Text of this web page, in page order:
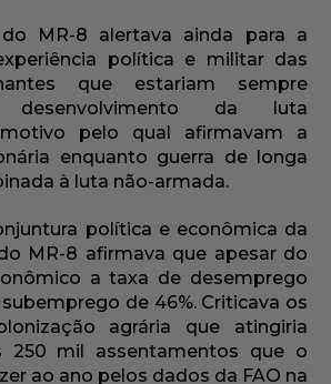
MR-8 alertava ainda para a
política e militar das
que estariam sempre
da luta
motivo pelo qual afirmavam a
enquanto guerra de longa
à luta não-armada.
política e econômica da
MR-8 afirmava que apesar do
a taxa de desemprego
subemprego de 46%. Criticava os
agrária que atingiria
250 mil assentamentos que o
ao ano pelos dados da FAO na